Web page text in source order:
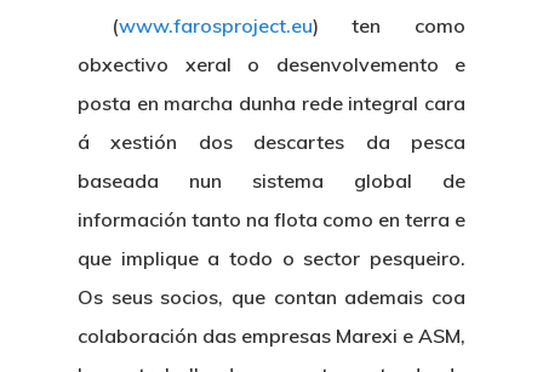
(www.farosproject.eu) ten como
obxectivo xeral o desenvolvemento e
posta en marcha dunha rede integral cara
á xestión dos descartes da pesca
baseada nun sistema global de
información tanto na flota como en terra e
que implique a todo o sector pesqueiro.
Os seus socios, que contan ademais coa
colaboración das empresas Marexi e ASM,